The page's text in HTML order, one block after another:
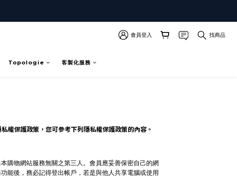
會員登入 找商品
Topologie 客製化服務
保護政策，您可參考下列隱私權保護政策的內容。
購物網站服務無關之第三人。會員應妥善保密自己的網
能後，務必記得登出帳戶，若是與他人共享電腦或使用